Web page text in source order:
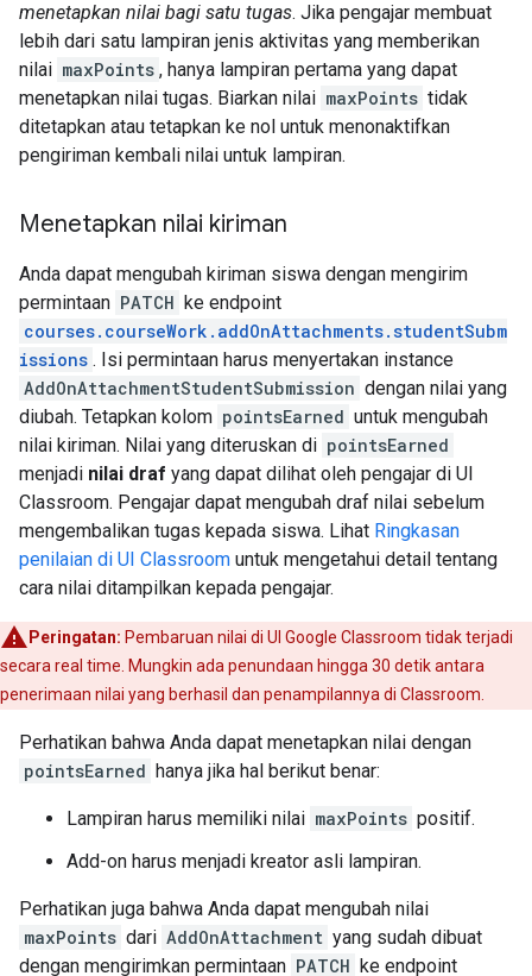
menetapkan nilai bagi satu tugas. Jika pengajar membuat
lebih dari satu lampiran jenis aktivitas yang memberikan
nilai maxPoints , hanya lampiran pertama yang dapat
menetapkan nilai tugas. Biarkan nilai maxPoints tidak
ditetapkan atau tetapkan ke nol untuk menonaktifkan
pengiriman kembali nilai untuk lampiran.
Menetapkan nilai kiriman
Anda dapat mengubah kiriman siswa dengan mengirim
permintaan PATCH ke endpoint
courses.courseWork.addOnAttachments.studentSubm
issions . Isi permintaan harus menyertakan instance
AddOnAttachmentStudentSubmission dengan nilai yang
diubah. Tetapkan kolom pointsEarned untuk mengubah
nilai kiriman. Nilai yang diteruskan di pointsEarned
menjadi nilai draf yang dapat dilihat oleh pengajar di UI
Classroom. Pengajar dapat mengubah draf nilai sebelum
mengembalikan tugas kepada siswa. Lihat Ringkasan
penilaian di UI Classroom untuk mengetahui detail tentang
cara nilai ditampilkan kepada pengajar.
Peringatan: Pembaruan nilai di UI Google Classroom tidak terjadi
secara real time. Mungkin ada penundaan hingga 30 detik antara
penerimaan nilai yang berhasil dan penampilannya di Classroom.
Perhatikan bahwa Anda dapat menetapkan nilai dengan
pointsEarned hanya jika hal berikut benar:
Lampiran harus memiliki nilai maxPoints positif.
Add-on harus menjadi kreator asli lampiran.
Perhatikan juga bahwa Anda dapat mengubah nilai
maxPoints dari AddOnAttachment yang sudah dibuat
dengan mengirimkan permintaan PATCH ke endpoint